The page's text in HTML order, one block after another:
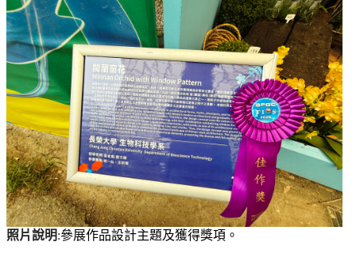
照片說明:參展作品設計主題及獲得獎項。